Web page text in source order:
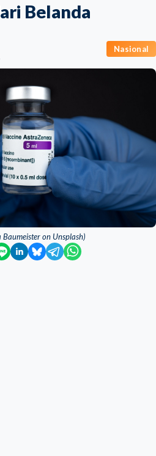
Belanda
Nasional
on Unsplash)